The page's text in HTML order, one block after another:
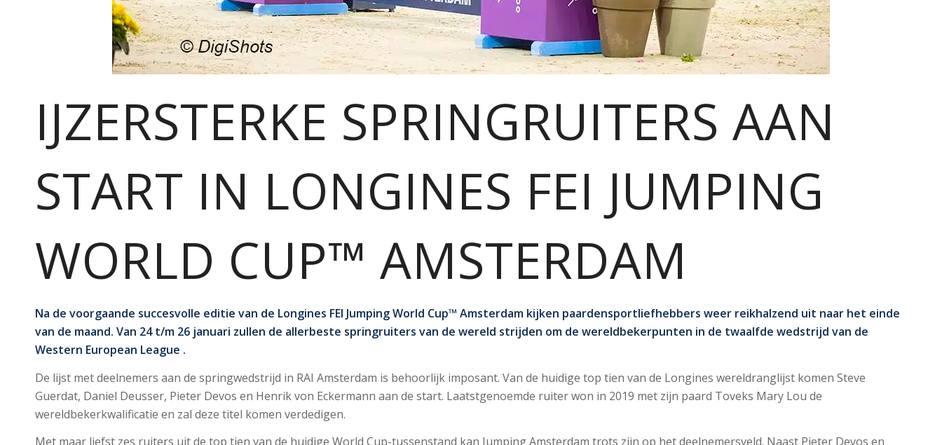
IJZERSTERKE SPRINGRUITERS AAN
START IN LONGINES FEI JUMPING
WORLD CUP™ AMSTERDAM
Na de voorgaande succesvolle editie van de Longines FEI Jumping World Cup™ Amsterdam kijken paardensportliefhebbers weer reikhalzend uit naar het einde
van de maand. Van 24 t/m 26 januari zullen de allerbeste springruiters van de wereld strijden om de wereldbekerpunten in de twaalfde wedstrijd van de
Western European League .
De lijst met deelnemers aan de springwedstrijd in RAI Amsterdam is behoorlijk imposant. Van de huidige top tien van de Longines wereldranglijst komen Steve
Guerdat, Daniel Deusser, Pieter Devos en Henrik von Eckermann aan de start. Laatstgenoemde ruiter won in 2019 met zijn paard Toveks Mary Lou de
wereldbekerkwalificatie en zal deze titel komen verdedigen.
Met maar liefst zes ruiters uit de top tien van de huidige World Cup-tussenstand kan Jumping Amsterdam trots zijn op het deelnemersveld. Naast Pieter Devos en